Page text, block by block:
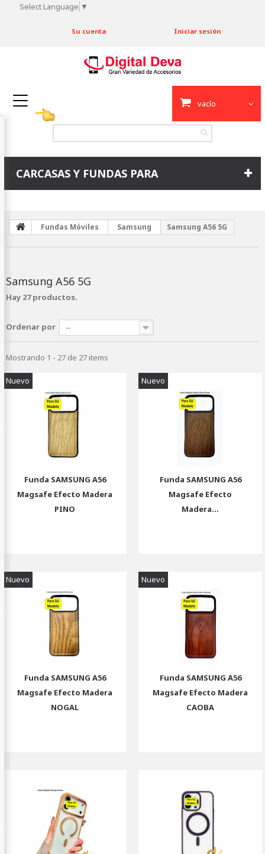
Select Language ▼
Iniciar sesión
Su cuenta
vacío
CARCASAS Y FUNDAS PARA
Fundas Móviles Samsung Samsung A56 5G
Samsung A56 5G
Hay 27 productos.
Ordenar por --
Mostrando 1 - 27 de 27 items
Nuevo
Funda SAMSUNG A56
Magsafe Efecto Madera
PINO
Nuevo
Funda SAMSUNG A56
Magsafe Efecto
Madera...
Nuevo
Funda SAMSUNG A56
Magsafe Efecto Madera
NOGAL
Nuevo
Funda SAMSUNG A56
Magsafe Efecto Madera
CAOBA